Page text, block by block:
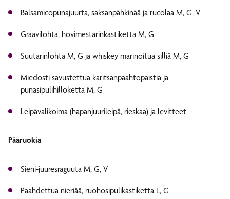
Balsamicopunajuurta, saksanpähkinää ja rucolaa M, G, V
Graavilohta, hovimestarinkastiketta M, G
Suutarinlohta M, G ja whiskey marinoitua silliä M, G
Miedosti savustettua karitsanpaahtopaistia ja
punasipulihilloketta M, G
Leipävalikoima (hapanjuurileipä, rieskaa) ja levitteet
Pääruokia
Sieni‑juuresraguuta M, G, V
Paahdettua nieriää, ruohosipulikastiketta L, G